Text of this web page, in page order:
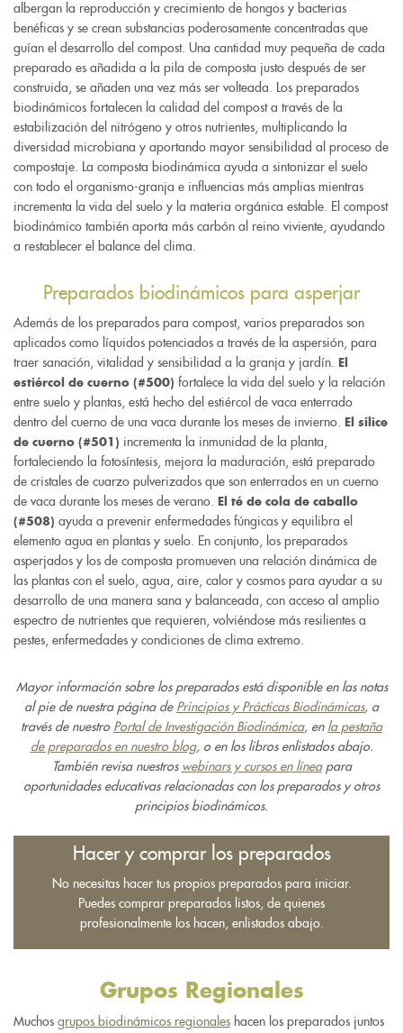
albergan la reproducción y crecimiento de hongos y bacterias
benéficas y se crean substancias poderosamente concentradas que
guían el desarrollo del compost. Una cantidad muy pequeña de cada
preparado es añadida a la pila de composta justo después de ser
construida, se añaden una vez más ser volteada. Los preparados
biodinámicos fortalecen la calidad del compost a través de la
estabilización del nitrógeno y otros nutrientes, multiplicando la
diversidad microbiana y aportando mayor sensibilidad al proceso de
compostaje. La composta biodinámica ayuda a sintonizar el suelo
con todo el organismo-granja e influencias más amplias mientras
incrementa la vida del suelo y la materia orgánica estable. El compost
biodinámico también aporta más carbón al reino viviente, ayudando
a restablecer el balance del clima.
Preparados biodinámicos para asperjar
Además de los preparados para compost, varios preparados son
aplicados como líquidos potenciados a través de la aspersión, para
traer sanación, vitalidad y sensibilidad a la granja y jardín.
El
estiércol de cuerno (#500) fortalece la vida del suelo y la relación
entre suelo y plantas, está hecho del estiércol de vaca enterrado
dentro del cuerno de una vaca durante los meses de invierno.
El sílice
de cuerno (#501) incrementa la inmunidad de la planta,
fortaleciendo la fotosíntesis, mejora la maduración, está preparado
de cristales de cuarzo pulverizados que son enterrados en un cuerno
de vaca durante los meses de verano.
El té de cola de caballo
(#508) ayuda a prevenir enfermedades fúngicas y equilibra el
elemento agua en plantas y suelo. En conjunto, los preparados
asperjados y los de composta promueven una relación dinámica de
las plantas con el suelo, agua, aire, calor y cosmos para ayudar a su
desarrollo de una manera sana y balanceada, con acceso al amplio
espectro de nutrientes que requieren, volviéndose más resilientes a
pestes, enfermedades y condiciones de clima extremo.
Mayor información sobre los preparados está disponible en las notas
al pie de nuestra página de Principios y Prácticas Biodinámicas, a
través de nuestro Portal de Investigación Biodinámica, en la pestaña
de preparados en nuestro blog, o en los libros enlistados abajo.
También revisa nuestros webinars y cursos en líneapara
oportunidades educativas relacionadas con los preparados y otros
principios biodinámicos.
Hacer y comprar los preparados
No necesitas hacer tus propios preparados para iniciar.
Puedes comprar preparados listos, de quienes
profesionalmente los hacen, enlistados abajo.
Grupos Regionales
Muchos grupos biodinámicos regionales hacen los preparados juntos